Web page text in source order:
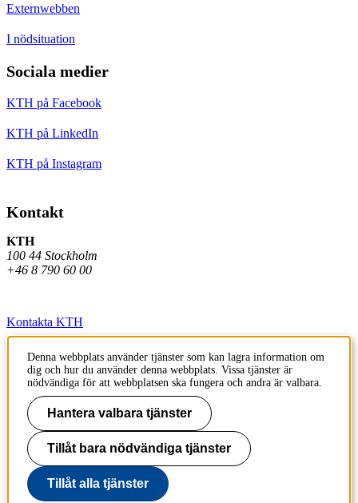
Externwebben
I nödsituation
Sociala medier
KTH på Facebook
KTH på LinkedIn
KTH på Instagram
Kontakt
KTH
100 44 Stockholm
+46 8 790 60 00
Kontakta KTH
Jobba på KTH
Press och media
Faktura och betalning KTH
Om KTH:s webbplatser
Tillgänglighetsredogörelse
Denna webbplats använder tjänster som kan lagra information om
dig och hur du använder denna webbplats. Vissa tjänster är
nödvändiga för att webbplatsen ska fungera och andra är valbara.
Hantera valbara tjänster
Tillåt bara nödvändiga tjänster
Tillåt alla tjänster